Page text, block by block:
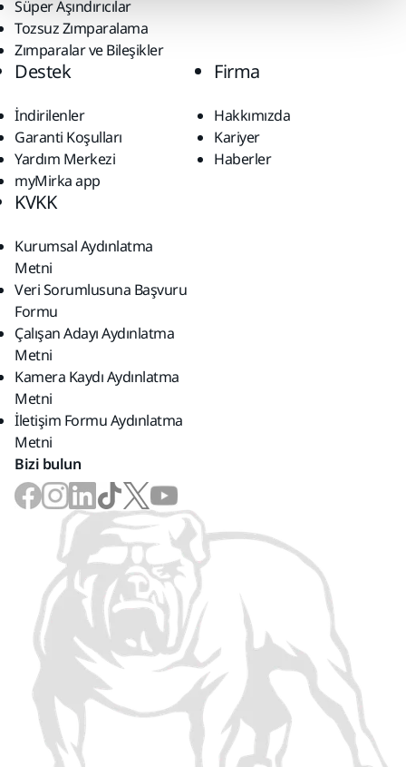
Süper Aşındırıcılar
Tozsuz Zımparalama
Zımparalar ve Bileşikler
Destek
İndirilenler
Garanti Koşulları
Yardım Merkezi
myMirka app
Firma
Hakkımızda
Kariyer
Haberler
KVKK
Kurumsal Aydınlatma
Metni
Veri Sorumlusuna Başvuru
Formu
Çalışan Adayı Aydınlatma
Metni
Kamera Kaydı Aydınlatma
Metni
İletişim Formu Aydınlatma
Metni
Bizi bulun